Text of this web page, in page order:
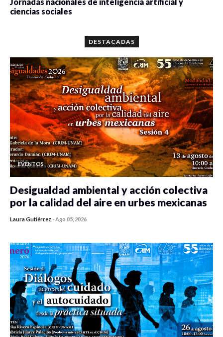
ciencias sociales
DESTACADAS
EVENTOS
Desigualdad ambiental y acción colectiva
por la calidad del aire en urbes mexicanas
Laura Gutiérrez -Ago 05, 2026